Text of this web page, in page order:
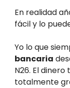
En realidad
fácil y lo
Yo lo que
bancaria
N26. El
totalmente